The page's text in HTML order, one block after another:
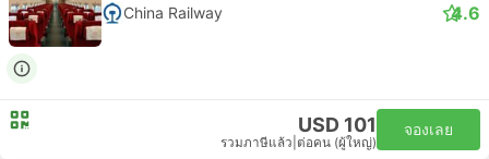
China Railway 4.6
USD 101
รวมภาษีแล้ว ต่อคน (ผู้ใหญ่)
จองเลย